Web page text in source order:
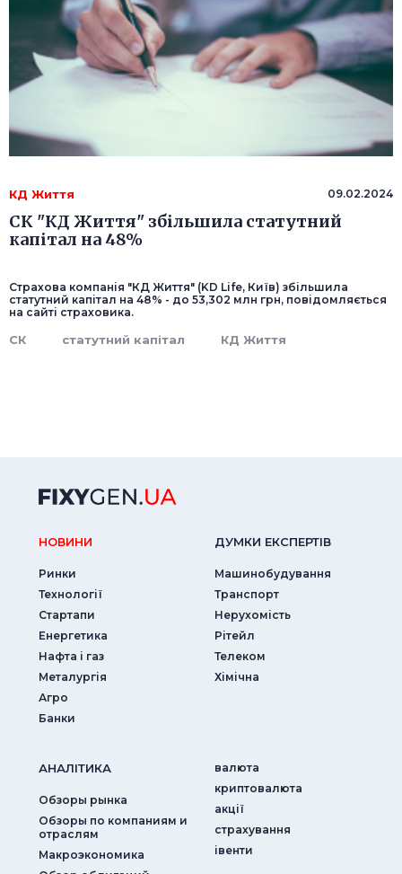
КД Життя 09.02.2024
СК "КД Життя" збільшила статутний
капітал на 48%
Страхова компанія "КД Життя" (KD Life, Київ) збільшила
статутний капітал на 48% - до 53,302 млн грн, повідомляється
на сайті страховика.
СК статутний капітал КД Життя
НОВИНИ
Ринки
Технології
Стартапи
Енергетика
Нафта і газ
Металургія
Агро
Банки
ДУМКИ ЕКСПЕРТIВ
Машинобудування
Транспорт
Нерухомість
Рітейл
Телеком
Хімічна
АНАЛIТИКА
Обзоры рынка
Обзоры по компаниям и
отраслям
Макроэкономика
валюта
криптовалюта
акції
страхування
iвенти